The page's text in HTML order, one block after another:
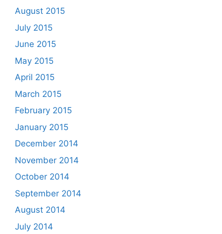
August 2015
July 2015
June 2015
May 2015
April 2015
March 2015
February 2015
January 2015
December 2014
November 2014
October 2014
September 2014
August 2014
July 2014